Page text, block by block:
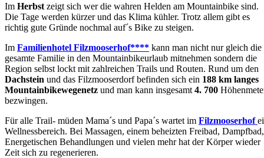
Im Herbst zeigt sich wer die wahren Helden am Mountainbike sind.
Die Tage werden kürzer und das Klima kühler. Trotz allem gibt es
richtig gute Gründe nochmal auf´s Bike zu steigen.
Im Familienhotel Filzmooserhof**** kann man nicht nur gleich die
gesamte Familie in den Mountainbikeurlaub mitnehmen sondern die
Region selbst lockt mit zahlreichen Trails und Routen. Rund um den
Dachstein und das Filzmooserdorf befinden sich ein 188 km langes
Mountainbikewegenetz und man kann insgesamt 4. 700
bezwingen.
Für alle Trail- müden Mama´s und Papa´s wartet im Filzmooserhof
Wellnessbereich. Bei Massagen, einem beheizten Freibad, Dampfbad,
Energetischen Behandlungen und vielen mehr hat der Körper wieder
Zeit sich zu regenerieren.